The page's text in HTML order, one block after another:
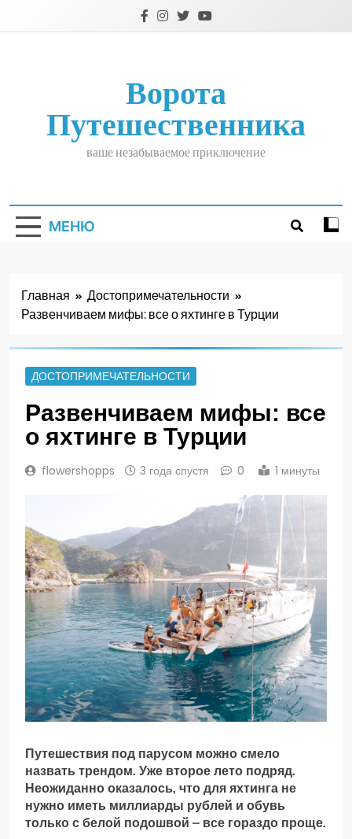
Ворота
Путешественника
ваше незабываемое приключение
МЕНЮ
Главная
Достопримечательности
Развенчиваем мифы: все о яхтинге в Турции
ДОСТОПРИМЕЧАТЕЛЬНОСТИ
Развенчиваем мифы: все
о яхтинге в Турции
flowershopps 3 года спустя 0 1 минуты
Путешествия под парусом можно смело
назвать трендом. Уже второе лето подряд.
Неожиданно оказалось, что для яхтинга не
нужно иметь миллиарды рублей и обувь
только с белой подошвой – все гораздо проще.